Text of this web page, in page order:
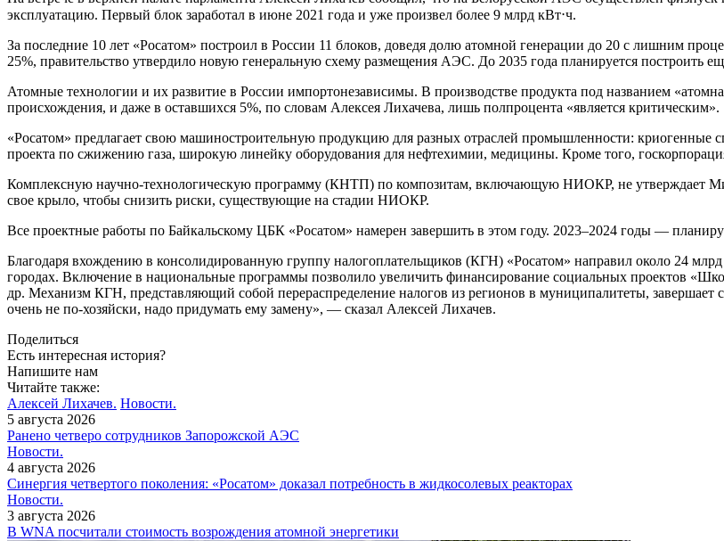
эксплуатацию. Первый блок заработал в июне 2021 года и уже произвел более 9 млрд кВт⋅ч.
За последние 10 лет «Росатом» построил в России 11 блоков, доведя долю атомной генерации до 20 с лишним
25%, правительство утвердило новую генеральную схему размещения АЭС. До 2035 года планируется построить
Атомные технологии и их развитие в России импортонезависимы. В производстве продукта под названием
происхождения, и даже в оставшихся 5%, по словам Алексея Лихачева, лишь полпроцента «является критическим».
«Росатом» предлагает свою машиностроительную продукцию для разных отраслей промышленности:
проекта по сжижению газа, широкую линейку оборудования для нефтехимии, медицины. Кроме того,
Комплексную научно-технологическую программу (КНТП) по композитам, включающую НИОКР, не утверждает
свое крыло, чтобы снизить риски, существующие на стадии НИОКР.
Все проектные работы по Байкальскому ЦБК «Росатом» намерен завершить в этом году. 2023–2024 годы —
Благодаря вхождению в консолидированную группу налогоплательщиков (КГН) «Росатом» направил около 24 млрд
городах. Включение в национальные программы позволило увеличить финансирование социальных проектов
др. Механизм КГН, представляющий собой перераспределение налогов из регионов в муниципалитеты, завершает
очень не по-хозяйски, надо придумать ему замену», — сказал Алексей Лихачев.
Поделиться
Есть интересная история?
Напишите нам
Читайте также:
Алексей Лихачев. Новости.
5 августа 2026
Ранено четверо сотрудников Запорожской АЭС
Новости.
4 августа 2026
Синергия четвертого поколения: «Росатом» доказал потребность в жидкосолевых реакторах
Новости.
3 августа 2026
В WNA посчитали стоимость возрождения атомной энергетики